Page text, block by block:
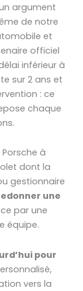
argument
de notre
et
officiel
inférieur à
sur 2 ans et
: ce
chaque
à
dont la
gestionnaire
une
par une
équipe.
pour
vers la